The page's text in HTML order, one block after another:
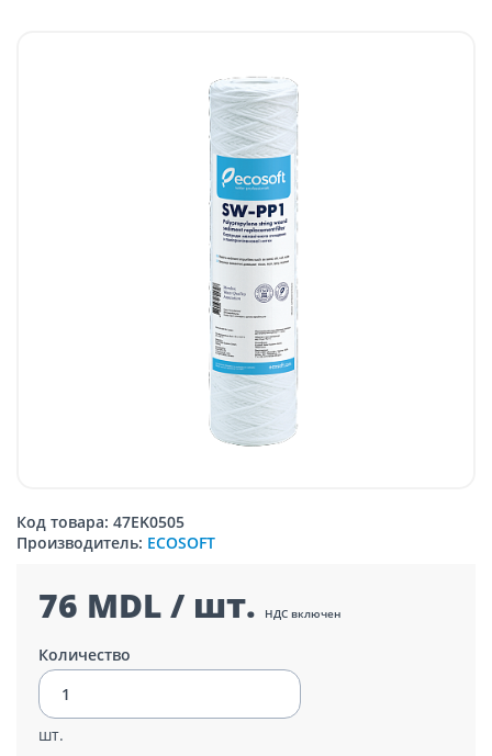
Код товара: 47EK0505
Производитель: ECOSOFT
76 MDL / шт. НДС включен
Количество
шт.